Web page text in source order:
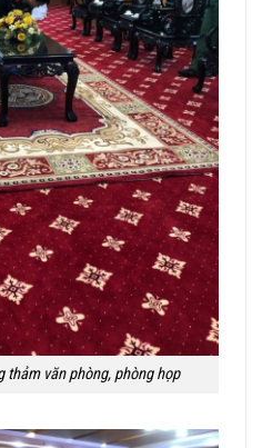
thảm văn phòng, phòng họp